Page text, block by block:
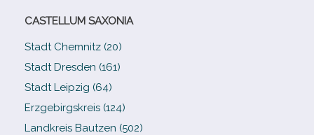
CASTELLUM SAXONIA
Stadt Chemnitz (20)
Stadt Dresden (161)
Stadt Leipzig (64)
Erzgebirgskreis (124)
Landkreis Bautzen (502)